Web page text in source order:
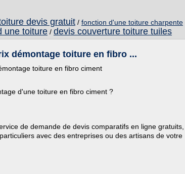
devis gratuit / fonction d'une toiture charpente
une toiture / devis couverture toiture tuiles
démontage toiture en fibro ...
toiture en fibro ciment
d'une toiture en fibro ciment ?
de demande de devis comparatifs en ligne gratuits,
avec des entreprises ou des artisans de votre